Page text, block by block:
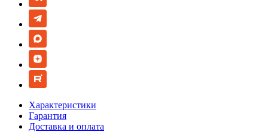
Характеристики
Гарантия
Доставка и оплата